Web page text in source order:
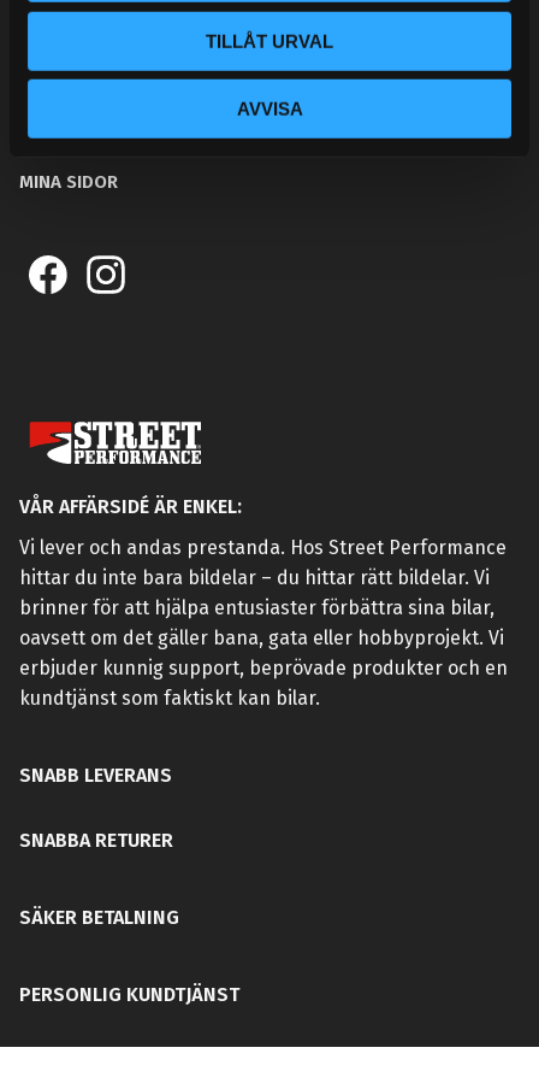
TILLÅT URVAL
AVVISA
BLOGG
KUNDTJÄNST
MINA SIDOR
VÅR AFFÄRSIDÉ ÄR ENKEL:
Vi lever och andas prestanda. Hos Street Performance
hittar du inte bara bildelar – du hittar rätt bildelar. Vi
brinner för att hjälpa entusiaster förbättra sina bilar,
oavsett om det gäller bana, gata eller hobbyprojekt. Vi
erbjuder kunnig support, beprövade produkter och en
kundtjänst som faktiskt kan bilar.
SNABB LEVERANS
SNABBA RETURER
SÄKER BETALNING
PERSONLIG KUNDTJÄNST